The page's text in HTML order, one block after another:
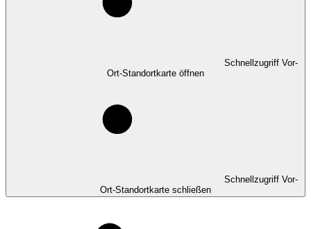
Schnellzugriff Vor-
Ort-Standortkarte öffnen
Schnellzugriff Vor-
Ort-Standortkarte schließen